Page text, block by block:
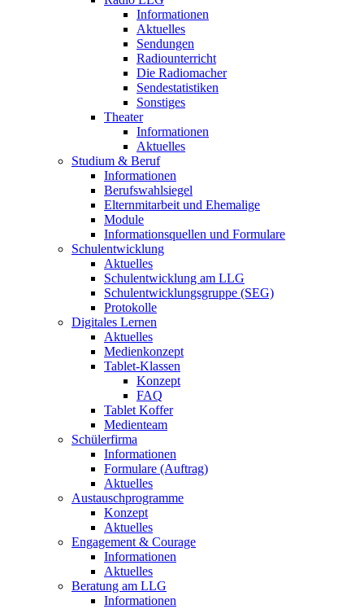
Informationen
Aktuelles
Sendungen
Radiounterricht
Die Radiomacher
Sendestatistiken
Sonstiges
Theater
Informationen
Aktuelles
Studium & Beruf
Informationen
Berufswahlsiegel
Elternmitarbeit und Ehemalige
Module
Informationsquellen und Formulare
Schulentwicklung
Aktuelles
Schulentwicklung am LLG
Schulentwicklungsgruppe (SEG)
Protokolle
Digitales Lernen
Aktuelles
Medienkonzept
Tablet-Klassen
Konzept
FAQ
Tablet Koffer
Medienteam
Schülerfirma
Informationen
Formulare (Auftrag)
Aktuelles
Austauschprogramme
Konzept
Aktuelles
Engagement & Courage
Informationen
Aktuelles
Beratung am LLG
Informationen